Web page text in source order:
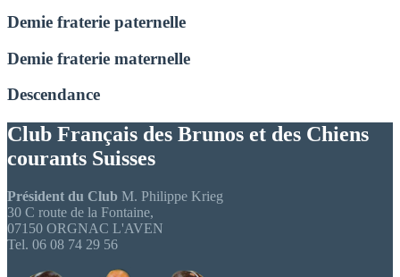
Demie fraterie paternelle
Demie fraterie maternelle
Descendance
Club Français des Brunos et des Chiens
courants Suisses
Président du Club M. Philippe Krieg
30 C route de la Fontaine,
07150 ORGNAC L'AVEN
Tel. 06 08 74 29 56